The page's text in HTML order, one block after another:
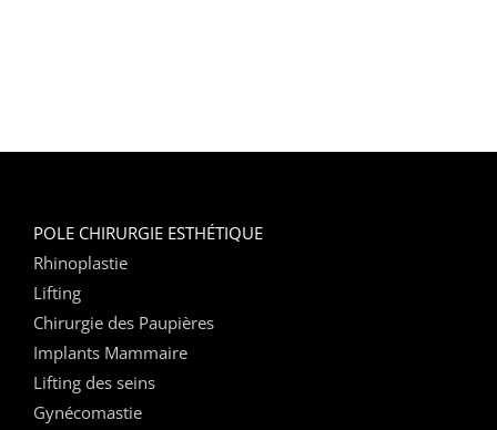
POLE CHIRURGIE ESTHÉTIQUE
Rhinoplastie
Lifting
Chirurgie des Paupières
Implants Mammaire
Lifting des seins
Gynécomastie